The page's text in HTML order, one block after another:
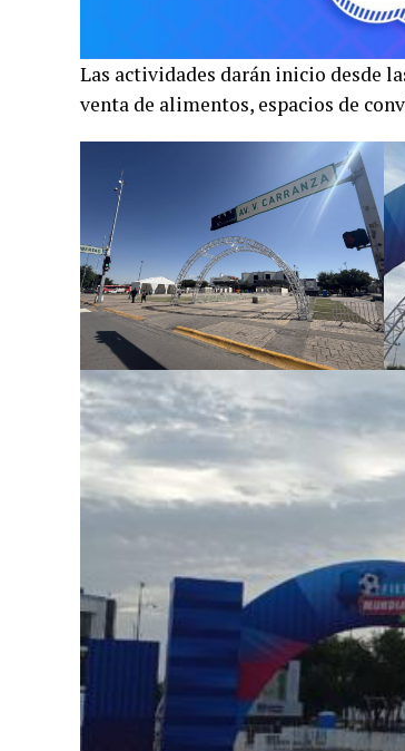
Las actividades darán inicio desde
venta de alimentos, espacios de